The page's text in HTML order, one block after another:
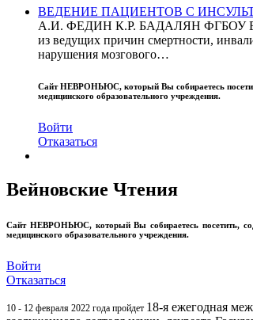
ВЕДЕНИЕ ПАЦИЕНТОВ С
А.И. ФЕДИН К.Р. БАДАЛЯН
из ведущих причин смертности,
нарушения мозгового…
СайтНЕВРОНЬЮС, который Вы собираетесь
медицинского образовательного учреждения.
Войти
Отказаться
Вейновские Чтения
Сайт НЕВРОНЬЮС, который Вы собираетесь посетить,
медицинского образовательного учреждения.
Войти
Отказаться
10 - 12 февраля 2022 года пройдет 18-я ежегодная